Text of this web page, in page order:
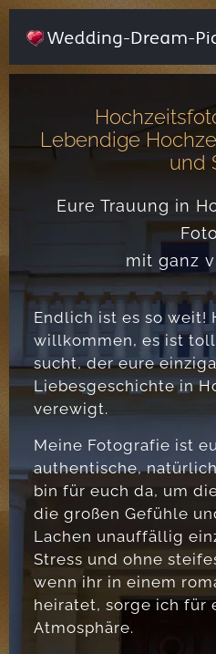
Lebendige
und
Eure Trauung in
mit ganz
Endlich ist es so weit!
willkommen, es ist
sucht, der eure
Liebesgeschichte in
verewigt.
Meine Fotografie ist
authentische,
bin für euch da, um
die großen Gefühle
Lachen unauffällig
Stress und ohne
wenn ihr in einem
heiratet, sorge ich für
Atmosphäre.